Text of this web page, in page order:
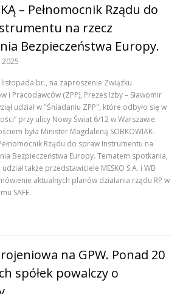
– Pełnomocnik Rządu do
na rzecz
Bezpieczeństwa Europy.
br., na zaproszenie Związku
i Pracodawców (ZPP), Prezes Izby – Sławomir
udział w "Śniadaniu ZPP", które odbyło się w
przy ulicy Nowy Świat 6/12 w Warszawie.
była Minister Magdaleną SOBKOWIAK-
Rządu do spraw Instrumentu na
Bezpieczeństwa Europy. Tematem spotkania,
także przedstawiciele MESKO S.A. i WB
aktualnych planów działania rządu RP w
SAFE.
na GPW. Ponad 20
spółek powalczy o